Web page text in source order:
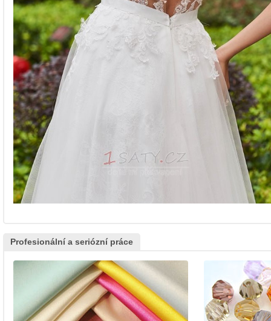
Profesionální a seriózní práce